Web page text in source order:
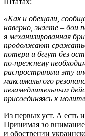
«Как и обещали,
наверно, знаете – бои
я механизированная
продолжают
потери и бегут без
по-прежнему
распространяли эту
максимального
незамедлительным
присоединяясь к
Из первых уст. А есть
Принимая во
и обострении